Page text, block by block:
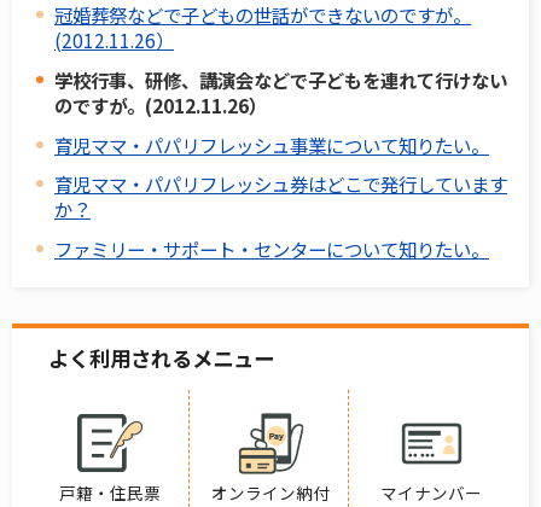
冠婚葬祭などで子どもの世話ができないのですが。
(2012.11.26）
学校行事、研修、講演会などで子どもを連れて行けない
のですが。(2012.11.26）
育児ママ・パパリフレッシュ事業について知りたい。
育児ママ・パパリフレッシュ券はどこで発行しています
か？
ファミリー・サポート・センターについて知りたい。
よく利用されるメニュー
戸籍・住民票 オンライン納付 マイナンバー